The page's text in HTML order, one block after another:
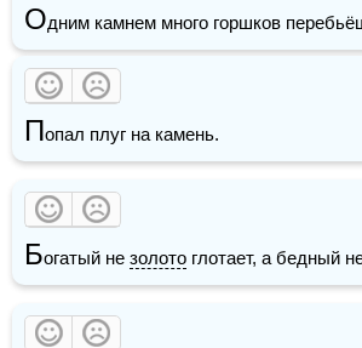
Одним камнем много горшков
Попал плуг на камень.
Богатый не золото глотает, а бедный